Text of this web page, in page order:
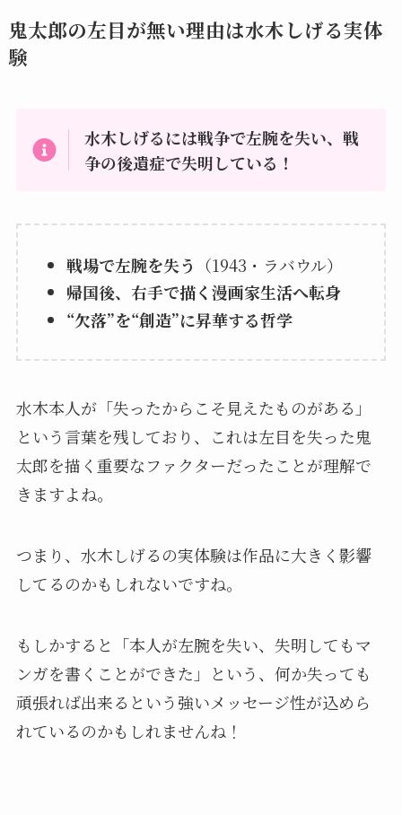
鬼太郎の左目が無い理由は水木しげる実体
験
水木しげるには戦争で左腕を失い、戦
争の後遺症で失明している！
戦場で左腕を失う （1943・ラバウル）
帰国後、右手で描く漫画家生活へ転身
“欠落”を“創造”に昇華する哲学
水木本人が「失ったからこそ見えたものがある」
という言葉を残しており、これは左目を失った鬼
太郎を描く重要なファクターだったことが理解で
きますよね。
つまり、水木しげるの実体験は作品に大きく影響
してるのかもしれないですね。
もしかすると「本人が左腕を失い、失明してもマ
ンガを書くことができた」という、何か失っても
頑張れば出来るという強いメッセージ性が込めら
れているのかもしれませんね！